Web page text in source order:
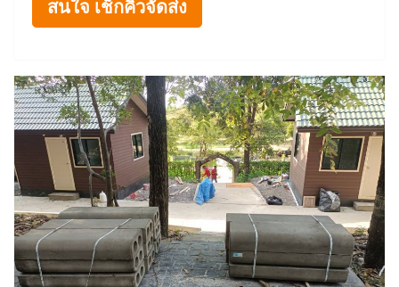
สนใจ เช็กคิวจัดส่ง